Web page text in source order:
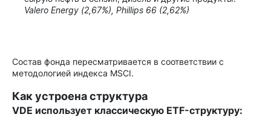
Valero Energy (2,67%), Phillips 66 (2,62%)
Состав фонда пересматривается в соответствии с
методологией индекса MSCI.
Как устроена структура
VDE использует классическую ETF-структуру: